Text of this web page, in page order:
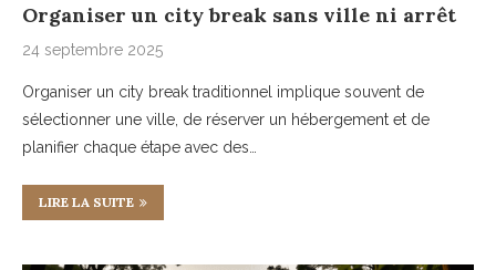
Organiser un city break sans ville ni arrêt
24 septembre 2025
Organiser un city break traditionnel implique souvent de
sélectionner une ville, de réserver un hébergement et de
planifier chaque étape avec des…
LIRE LA SUITE